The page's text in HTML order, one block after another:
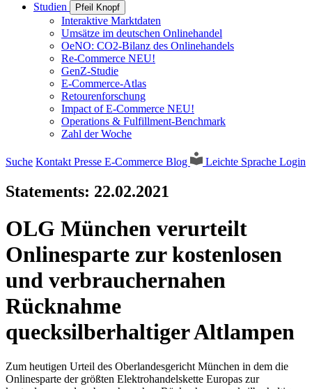
Studien
Pfeil Knopf
Interaktive Marktdaten
Umsätze im deutschen Onlinehandel
OeNO: CO2-Bilanz des Onlinehandels
Re-Commerce NEU!
GenZ-Studie
E-Commerce-Atlas
Retourenforschung
Impact of E-Commerce NEU!
Operations & Fulfillment-Benchmark
Zahl der Woche
Suche Kontakt Presse E-Commerce Blog Leichte Sprache Login
Statements: 22.02.2021
OLG München verurteilt
Onlinesparte zur kostenlosen
und verbrauchernahen
Rücknahme
quecksilberhaltiger Altlampen
Zum heutigen Urteil des Oberlandesgericht München in dem die
Onlinesparte der größten Elektrohandelskette Europas zur